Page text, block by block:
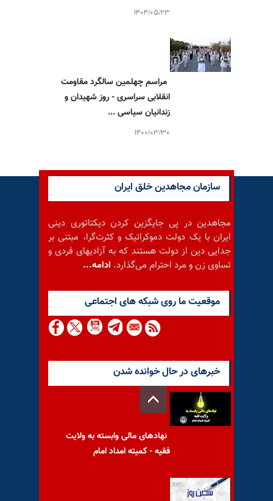
1404/05/23
مراسم چهلمین سالگرد مقاومت
انقلابی سراسری - روز شهیدان و
زندانیان سیاسی ...
1400/03/30
سازمان مجاهدین خلق ایران
مجاهدین در پی جایگزین کردن دیکتاتوری دینی
ایران با یک دولت دموکراتیک و کثرت‌گرا، مبتنی بر
جدایی دین از دولت هستند که به آزادیهای فردی و
تساوی زن و مرد احترام می‌گذارد. ادامه...
موقعيت ما روى شبكه هاى اجتماعى
خبرهای در حال خوانده شدن
نهادهای مالی وابسته به ولایت
فقیه - کمیته امداد امام